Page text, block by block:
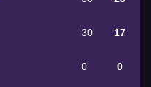
30 17
0 0